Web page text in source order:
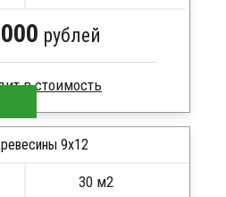
рублей
мм
9х12
30 м2